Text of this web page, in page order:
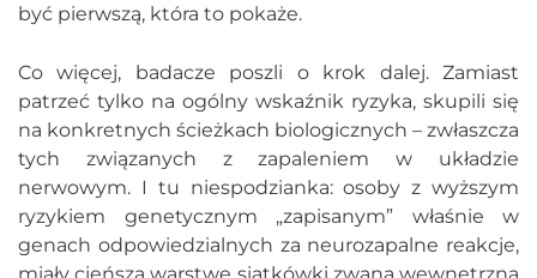
być pierwszą, która to pokaże.
Co więcej, badacze poszli o krok dalej. Zamiast
patrzeć tylko na ogólny wskaźnik ryzyka, skupili się
na konkretnych ścieżkach biologicznych – zwłaszcza
tych związanych z zapaleniem w układzie
nerwowym. I tu niespodzianka: osoby z wyższym
ryzykiem genetycznym „zapisanym” właśnie w
genach odpowiedzialnych za neurozapalne reakcje,